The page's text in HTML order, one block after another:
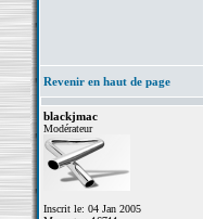
Revenir en haut de page
blackjmac
Modérateur
Inscrit le: 04 Jan 2005